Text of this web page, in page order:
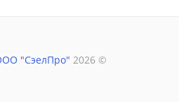
"СэелПро" 2026 ©